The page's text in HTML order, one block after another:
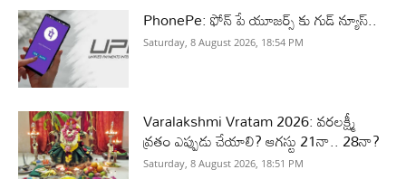
PhonePe: ఫోన్ పే యూజర్స్ కు గుడ్ న్యూస్..
Saturday, 8 August 2026, 18:54 PM
Varalakshmi Vratam 2026: వరలక్ష్మీ
వ్రతం ఎప్పుడు చేయాలి? ఆగస్టు 21నా.. 28నా?
Saturday, 8 August 2026, 18:51 PM